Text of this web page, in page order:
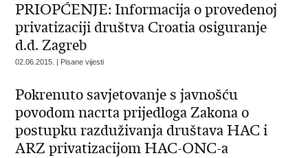
​PRIOPĆENJE: Informacija o provedenoj
privatizaciji društva Croatia osiguranje
d.d. Zagreb
02.06.2015. | Pisane vijesti
​Pokrenuto savjetovanje s javnošću
povodom nacrta prijedloga Zakona o
postupku razduživanja društava HAC i
ARZ privatizacijom HAC-ONC-a